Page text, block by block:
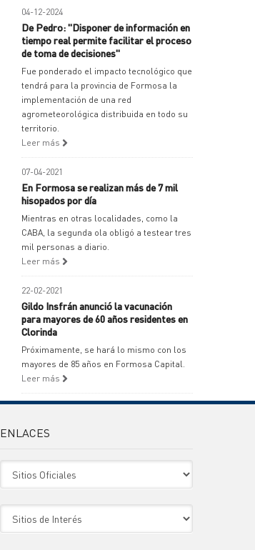
04-12-2024
De Pedro: "Disponer de información en
tiempo real permite facilitar el proceso
de toma de decisiones"
Fue ponderado el impacto tecnológico que
tendrá para la provincia de Formosa la
implementación de una red
agrometeorológica distribuida en todo su
territorio.
Leer más
07-04-2021
En Formosa se realizan más de 7 mil
hisopados por día
Mientras en otras localidades, como la
CABA, la segunda ola obligó a testear tres
mil personas a diario.
Leer más
22-02-2021
Gildo Insfrán anunció la vacunación
para mayores de 60 años residentes en
Clorinda
Próximamente, se hará lo mismo con los
mayores de 85 años en Formosa Capital.
Leer más
ENLACES